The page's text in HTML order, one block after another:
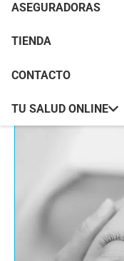
ASEGURADORAS
TIENDA
CONTACTO
TU SALUD ONLINE
Portada»Unidad